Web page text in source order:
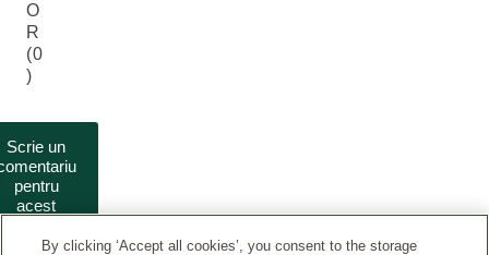
O
R
(0
)
Scrie un
pentru
acest
By clicking ‘Accept all cookies’, you consent to the storage